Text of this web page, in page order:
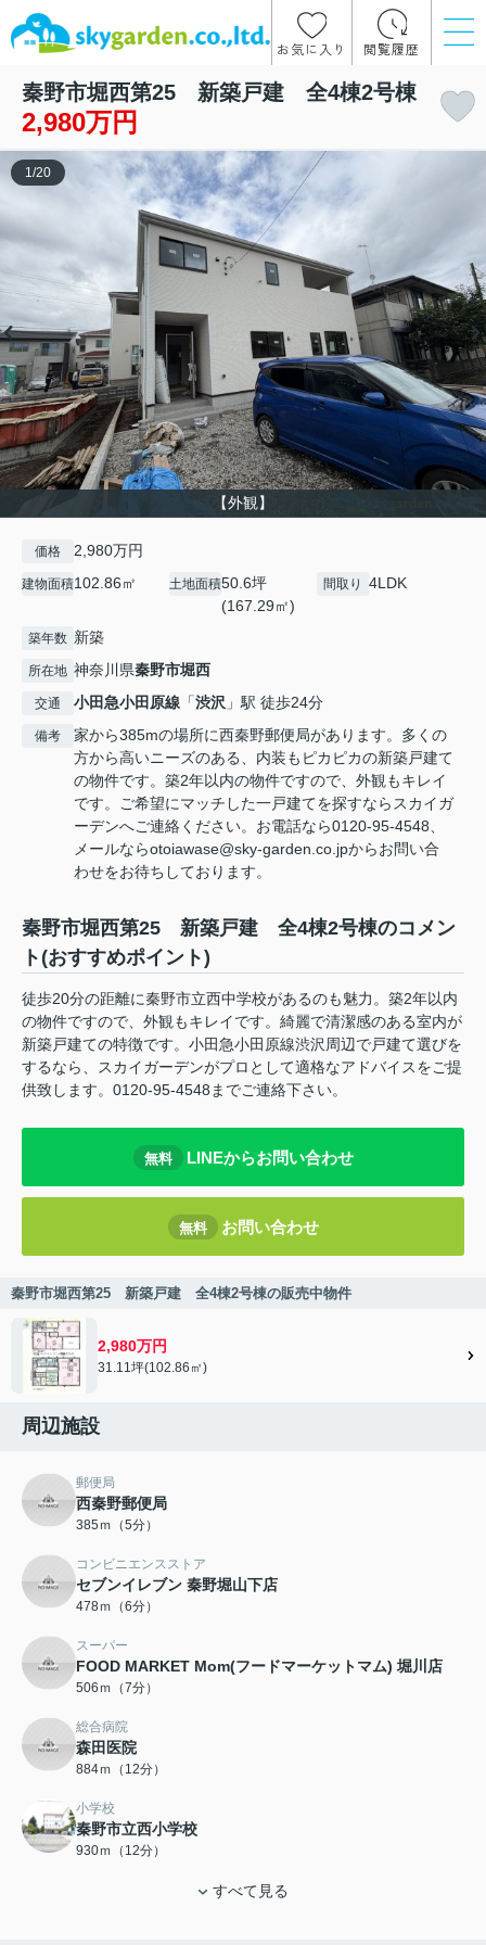
お気に入り 閲覧履歴
秦野市堀西第25 新築戸建 全4棟2号棟
2,980万円
【外観】
1 /20
価格 2,980万円
建物面積102.86㎡ 土地面積50.6坪
(167.29㎡)
間取り 4LDK
築年数 新築
所在地 神奈川県秦野市堀西
交通 小田急小田原線 「渋沢 」駅 徒歩24分
備考
家から385mの場所に西秦野郵便局があります。多くの
方から高いニーズのある、内装もピカピカの新築戸建て
の物件です。築2年以内の物件ですので、外観もキレイ
です。ご希望にマッチした一戸建てを探すならスカイガ
ーデンへご連絡ください。お電話なら0120-95-4548、
メールならotoiawase@sky-garden.co.jpからお問い合
わせをお待ちしております。
秦野市堀西第25 新築戸建 全4棟2号棟のコメン
ト(おすすめポイント)
徒歩20分の距離に秦野市立西中学校があるのも魅力。築2年以内
の物件ですので、外観もキレイです。綺麗で清潔感のある室内が
新築戸建ての特徴です。小田急小田原線渋沢周辺で戸建て選びを
するなら、スカイガーデンがプロとして適格なアドバイスをご提
供致します。0120-95-4548までご連絡下さい。
無料 LINEからお問い合わせ
無料 お問い合わせ
秦野市堀西第25 新築戸建 全4棟2号棟の販売中物件
2,980万円
31.11坪(102.86㎡)
周辺施設
郵便局
西秦野郵便局
385ｍ（5分）
コンビニエンスストア
セブンイレブン 秦野堀山下店
478ｍ（6分）
スーパー
FOOD MARKET Mom(フードマーケットマム) 堀川店
506ｍ（7分）
総合病院
森田医院
884ｍ（12分）
小学校
秦野市立西小学校
930ｍ（12分）
すべて見る